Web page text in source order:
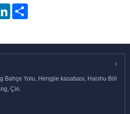
LinkedIn
Bahçe Yolu, Hengjie kasabası, Haishu Böl
Çin.